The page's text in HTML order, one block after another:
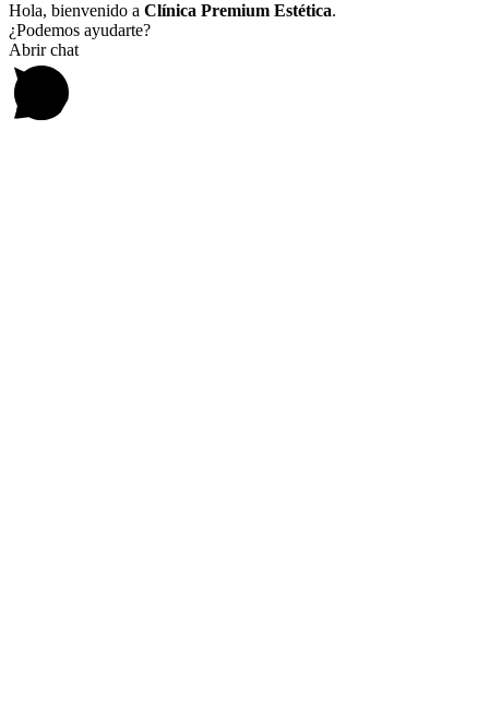
Hola, bienvenido a Clínica Premium Estética.
¿Podemos ayudarte?
Abrir chat